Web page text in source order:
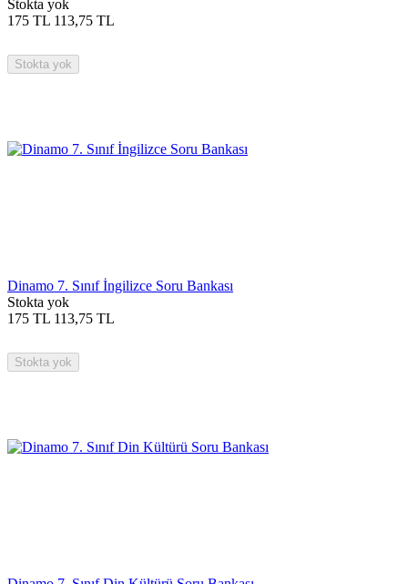
Stokta yok
175 TL 113,75 TL
Stokta yok
Dinamo 7. Sınıf İngilizce Soru Bankası
Stokta yok
175 TL 113,75 TL
Stokta yok